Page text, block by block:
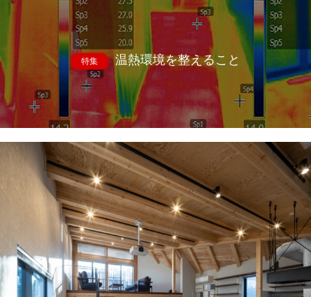
特集 温熱環境を整えること